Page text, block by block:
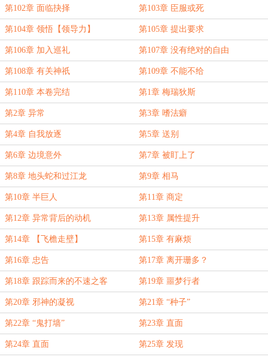
第102章 面临抉择 第103章 臣服或死
第104章 领悟【领导力】 第105章 提出要求
第106章 加入巡礼 第107章 没有绝对的自由
第108章 有关神祇 第109章 不能不给
第110章 本卷完结 第1章 梅瑞狄斯
第2章 异常 第3章 嗜法癖
第4章 自我放逐 第5章 送别
第6章 边境意外 第7章 被盯上了
第8章 地头蛇和过江龙 第9章 相马
第10章 半巨人 第11章 商定
第12章 异常背后的动机 第13章 属性提升
第14章 【飞檐走壁】 第15章 有麻烦
第16章 忠告 第17章 离开珊多？
第18章 跟踪而来的不速之客 第19章 噩梦行者
第20章 邪神的凝视 第21章 “种子”
第22章 “鬼打墙” 第23章 直面
第24章 直面 第25章 发现